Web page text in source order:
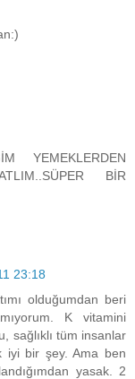
YEMEKLERDEN
BİR
23:18
olduğumdan beri
K vitamini
sağlıklı tüm insanlar
iyi bir şey. Ama ben
yasak. 2